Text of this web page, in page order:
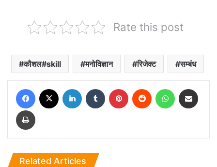
Rate this post
कौशल#skill मनोविज्ञान रिजेक्ट सम्बंध
Facebook LinkedIn Tumblr Pinterest Reddit WhatsApp
Print
Related Articles